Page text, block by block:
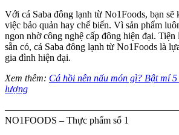
Với cá Saba đông lạnh từ No1Foods, bạn sẽ
việc bảo quản hay chế biến. Vì sản phẩm
ngon nhờ công nghệ cấp đông hiện đại.
sẵn có, cá Saba đông lạnh từ No1Foods là
gia đình hiện đại.
Xem thêm: Cá hồi nên nấu món gì? Bật mí
lượng
NO1FOODS – Thực phẩm số 1